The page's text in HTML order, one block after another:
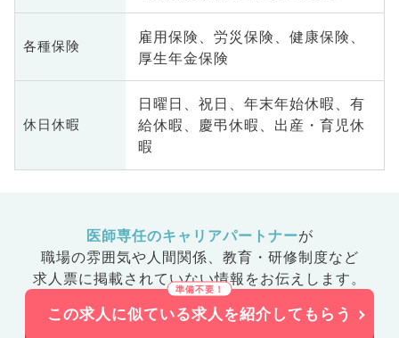
各種保険
雇用保険、労災保険、健康保険、
厚生年金保険
休日休暇
日曜日、祝日、年末年始休暇、有
給休暇、慶弔休暇、出産・育児休
暇
医師専任のキャリアパートナーが
職場の雰囲気や人間関係、 教育・研修制度など
求人票に掲載されていない情報をお伝えします。
この求人に似ている求人を紹介してもらう